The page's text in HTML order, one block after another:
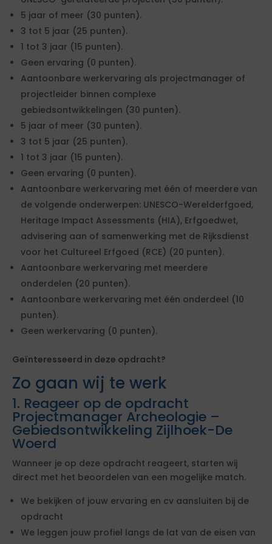
5 jaar of meer (30 punten).
3 tot 5 jaar (25 punten).
1 tot 3 jaar (15 punten).
Geen ervaring (0 punten).
Aantoonbare werkervaring als projectmanager of
projectleider binnen complexe
gebiedsontwikkelingen (30 punten).
5 jaar of meer (30 punten).
3 tot 5 jaar (25 punten).
1 tot 3 jaar (15 punten).
Geen ervaring (0 punten).
Aantoonbare werkervaring met één of meerdere van
de volgende onderwerpen: UNESCO-Werelderfgoed,
Heritage Impact Assessments (HIA), Erfgoedwet,
advisering aan of samenwerking met de Rijksdienst
voor het Cultureel Erfgoed (RCE) (20 punten).
Aantoonbare werkervaring met meerdere
onderdelen (20 punten).
Aantoonbare werkervaring met één onderdeel (10
punten).
Geen werkervaring (0 punten).
Geïnteresseerd in deze opdracht?
Zo gaan wij te werk
1. Reageer op de opdracht
Projectmanager Archeologie –
Gebiedsontwikkeling Zijlhoek-De
Woerd
Wanneer je op deze opdracht reageert, starten wij
direct met het beoordelen van een mogelijke match.
We bekijken of jouw ervaring en cv aansluiten bij de
opdracht
We leggen jouw profiel langs de lat van de eisen van